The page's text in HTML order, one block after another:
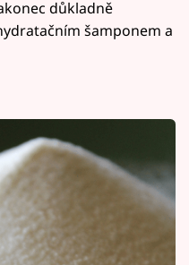
důkladně
šamponem a